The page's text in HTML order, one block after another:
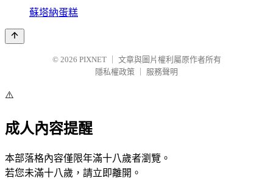
蘇塔納蛋糕
© 2026 PIXNET
文章與圖片權利屬原作者所有
隱私權政策
服務聲明
⚠️
成人內容提醒
本部落格內容僅限年滿十八歲者瀏覽。
若您未滿十八歲，請立即離開。